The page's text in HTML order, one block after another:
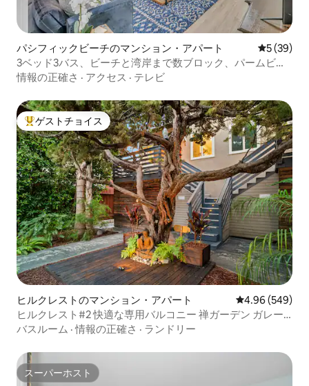
パシフィックビーチのマンション・アパート レビュー
5 (39)
3ベッド3バス、ビーチと湾岸まで数ブロック、パームビー
チ
情報の正確さ · アクセス · テレビ
大好評のゲストチョイスです。
ゲストチョイス
ヒルクレストのマンション・アパート レビュー549
4.96 (549)
ヒルクレスト#2 快適な専用バルコニー 禅ガーデン ガレー
ジ
バスルーム ·情報の正確さ · ランドリー
スーパーホスト
スーパーホスト